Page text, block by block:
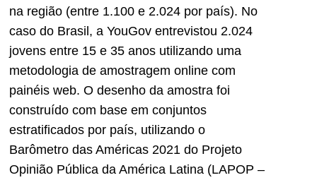
na região (entre 1.100 e 2.024 por país). No
caso do Brasil, a YouGov entrevistou 2.024
jovens entre 15 e 35 anos utilizando uma
metodologia de amostragem online com
painéis web. O desenho da amostra foi
construído com base em conjuntos
estratificados por país, utilizando o
Barômetro das Américas 2021 do Projeto
Opinião Pública da América Latina (LAPOP –